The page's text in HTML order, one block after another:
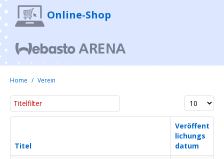
Online-Shop
Home Verein
Titelfilter Anzeige #
Titel
Veröffent
lichungs
datum